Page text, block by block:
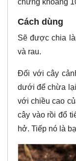
chừng khoảng
Cách dùng
Sẽ được chia
và rau.
Đối với cây
dưới để chừa
với chiều cao
cây vào rồi đổ
hở. Tiếp nó là